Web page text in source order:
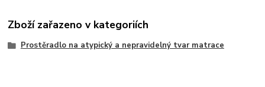
Zboží zařazeno v kategoriích
Prostěradlo na atypický a nepravidelný tvar matrace